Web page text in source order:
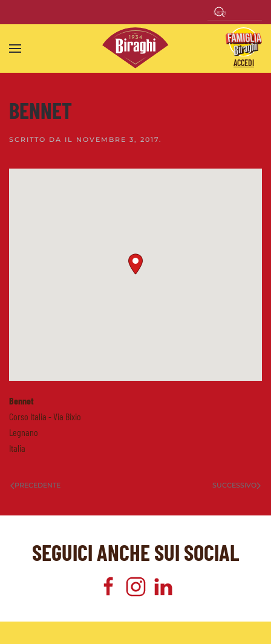
Skip to main content
ACCEDI
BENNET
SCRITTO DA IL NOVEMBRE 3, 2017.
Bennet
Corso Italia - Via Bixio
Legnano
Italia
PRECEDENTE SUCCESSIVO
SEGUICI ANCHE SUI SOCIAL